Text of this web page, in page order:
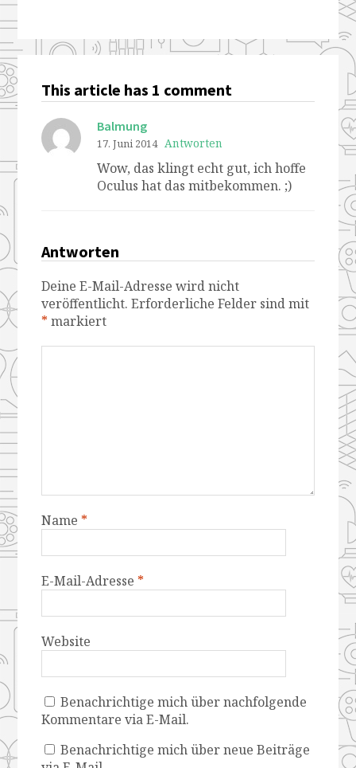
This article has 1 comment
Balmung
17. Juni 2014 Antworten
Wow, das klingt echt gut, ich hoffe
Oculus hat das mitbekommen. ;)
Antworten
Deine E-Mail-Adresse wird nicht
veröffentlicht. Erforderliche Felder sind mit
* markiert
Name *
E-Mail-Adresse *
Website
Benachrichtige mich über nachfolgende
Kommentare via E-Mail.
Benachrichtige mich über neue Beiträge